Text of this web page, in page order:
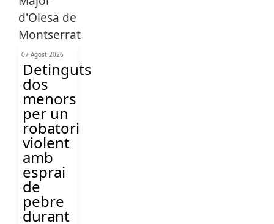
07 Agost 2026
Detinguts
dos
menors
per un
robatori
violent
amb
esprai
de
pebre
durant